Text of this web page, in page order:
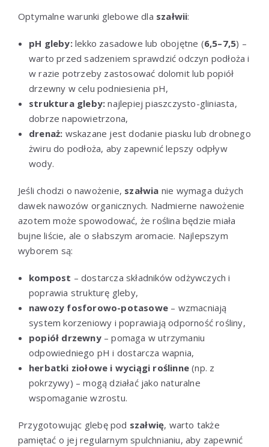
Optymalne warunki glebowe dla szałwii:
pH gleby:lekko zasadowe lub obojętne (6,5–7,5) –
warto przed sadzeniem sprawdzić odczyn podłoża i
w razie potrzeby zastosować dolomit lub popiół
drzewny w celu podniesienia pH,
struktura gleby: najlepiej piaszczysto-gliniasta,
dobrze napowietrzona,
drenaż: wskazane jest dodanie piasku lub drobnego
żwiru do podłoża, aby zapewnić lepszy odpływ
wody.
Jeśli chodzi o nawożenie, szałwia nie wymaga dużych
dawek nawozów organicznych. Nadmierne nawożenie
azotem może spowodować, że roślina będzie miała
bujne liście, ale o słabszym aromacie. Najlepszym
wyborem są:
kompost – dostarcza składników odżywczych i
poprawia strukturę gleby,
nawozy fosforowo-potasowe – wzmacniają
system korzeniowy i poprawiają odporność rośliny,
popiół drzewny– pomaga w utrzymaniu
odpowiedniego pH i dostarcza wapnia,
herbatki ziołowe i wyciągi roślinne (np. z
pokrzywy) – mogą działać jako naturalne
wspomaganie wzrostu.
Przygotowując glebę pod szałwię, warto także
pamiętać o jej regularnym spulchnianiu, aby zapewnić